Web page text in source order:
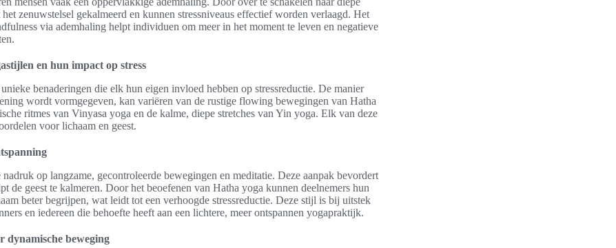
zenuwstelsel gekalmeerd en kunnen stressniveaus effectief worden verlaagd. Het
via ademhaling helpt individuen om meer in het moment te leven en negatieve
en hun impact op stress
benaderingen die elk hun eigen invloed hebben op stressreductie. De manier
wordt vormgegeven, kan variëren van de rustige flowing bewegingen van Hatha
ritmes van Vinyasa yoga en de kalme, diepe stretches van Yin yoga. Elk van deze
voor lichaam en geest.
op langzame, gecontroleerde bewegingen en meditatie. Deze aanpak bevordert
de geest te kalmeren. Door het beoefenen van Hatha yoga kunnen deelnemers hun
beter begrijpen, wat leidt tot een verhoogde stressreductie. Deze stijl is bij uitstek
en iedereen die behoefte heeft aan een lichtere, meer ontspannen yogapraktijk.
dynamische beweging